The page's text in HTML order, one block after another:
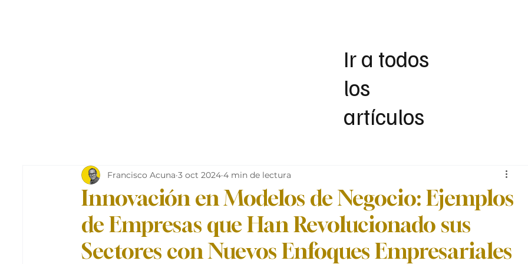
Ir a todos
los
artículos
Innovación en Modelos de Negocio: Ejemplos
de Empresas que Han Revolucionado sus
Sectores con Nuevos Enfoques Empresariales
Francisco Acuna 3 oct 2024 4 min de lectura